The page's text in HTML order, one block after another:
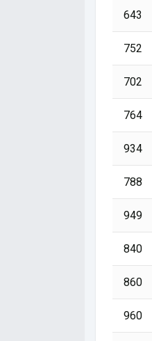
643
752
702
764
934
788
949
840
860
960